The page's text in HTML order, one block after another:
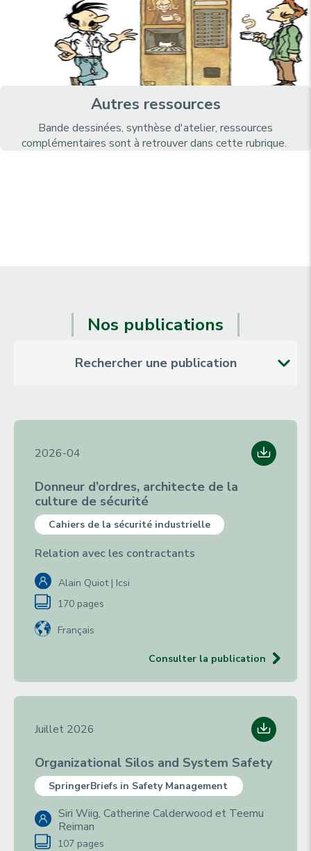
Autres ressources
Bande dessinées, synthèse d'atelier, ressources
complémentaires sont à retrouver dans cette rubrique.
Nos publications
Rechercher une publication
2026-04
Donneur d’ordres, architecte de la
culture de sécurité
Cahiers de la sécurité industrielle
Relation avec les contractants
Alain Quiot | Icsi
170 pages
Français
Consulter la publication
Juillet 2026
Organizational Silos and System Safety
SpringerBriefs in Safety Management
Siri Wiig, Catherine Calderwood et Teemu
Reiman
107 pages